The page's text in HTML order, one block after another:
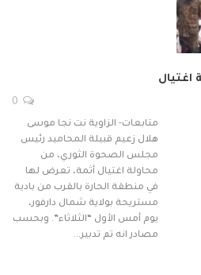
اغتيال
متابعات- الزاوية نت نجا موسى
هلال زعيم قبيلة المحاميد رئيس
مجلس الصحوة الثوري، من
محاولة اغتيال أثمة، تعرض لها
في منطقة الحارة بالقرب من بادية
مستريحة بولاية شمال دارفور،
يوم أمس الأول “الثلاثاء”. وبحسب
مصادر انه تم تدبير…